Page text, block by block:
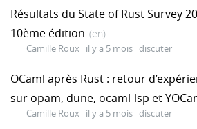
Résultats du State of Rust Survey
10ème édition (en)
Camille Roux il y a 5 mois discuter
OCaml après Rust : retour
sur opam, dune, ocaml-lsp et
Camille Roux il y a 5 mois discuter